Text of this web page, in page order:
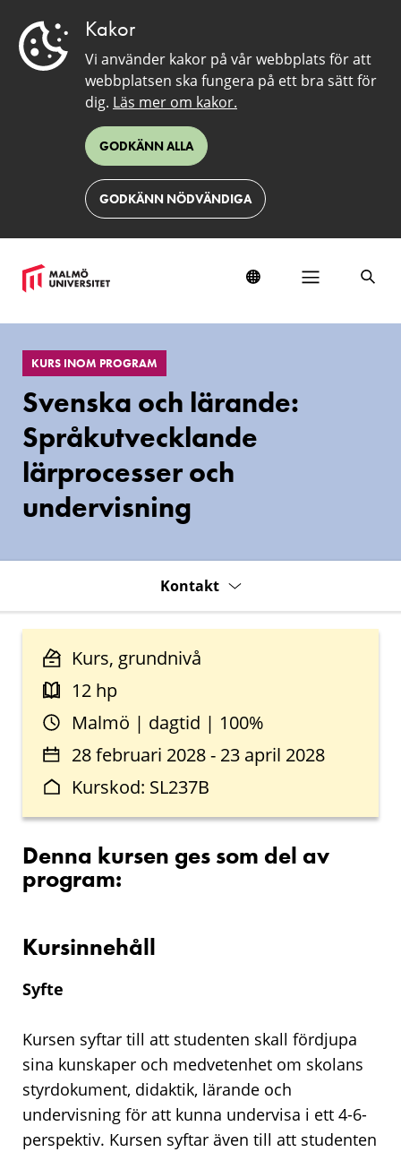
Kakor
Vi använder kakor på vår webbplats för att
webbplatsen ska fungera på ett bra sätt för
dig. Läs mer om kakor.
GODKÄNN ALLA
GODKÄNN NÖDVÄNDIGA
EduSinglePage
KURS INOM PROGRAM
Svenska och lärande:
Språkutvecklande
lärprocesser och
undervisning
Kontakt
Kurs, grundnivå
12 hp
Malmö | dagtid | 100%
28 februari 2028 - 23 april 2028
Kurskod: SL237B
Denna kursen ges som del av
program:
Kursinnehåll
Syfte
Kursen syftar till att studenten skall fördjupa
sina kunskaper och medvetenhet om skolans
styrdokument, didaktik, lärande och
undervisning för att kunna undervisa i ett 4-6-
perspektiv. Kursen syftar även till att studenten